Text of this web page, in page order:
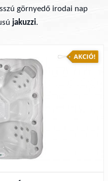
görnyedő irodai nap
jakuzzi.